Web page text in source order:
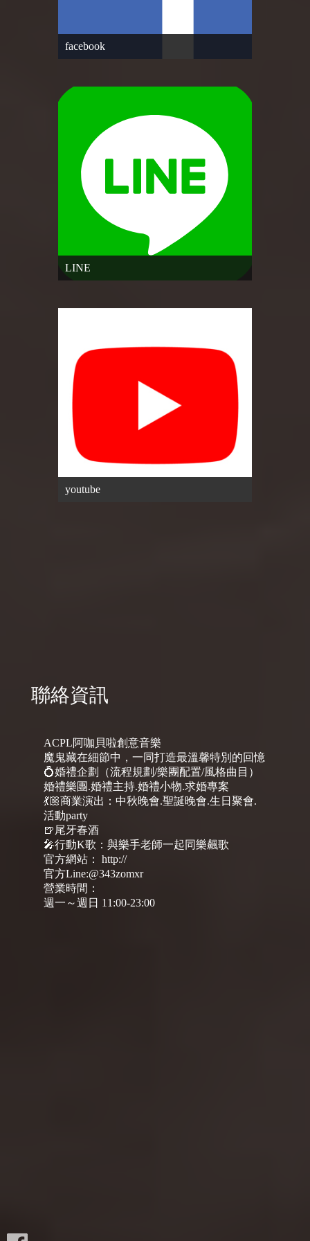
facebook
LINE
youtube
聯絡資訊
ACPL阿咖貝啦創意音樂
魔鬼藏在細節中，一同打造最溫馨特別的回憶
💍婚禮企劃（流程規劃/樂團配置/風格曲目）
婚禮樂團.婚禮主持.婚禮小物.求婚專案
💃🏼商業演出：中秋晚會.聖誕晚會.生日聚會.
活動party
🍺尾牙春酒
🎤行動K歌：與樂手老師一起同樂飆歌
官方網站： http://
官方Line:@343zomxr
營業時間：
週一～週日 11:00-23:00